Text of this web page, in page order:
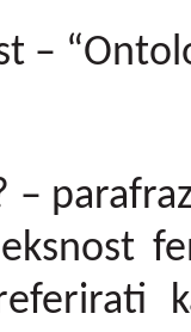
–
–